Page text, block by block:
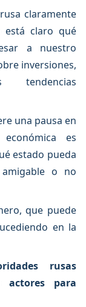
claramente
está claro qué
a nuestro
inversiones,
tendencias
una pausa en
es
estado pueda
o no
que puede
en la
rusas
para